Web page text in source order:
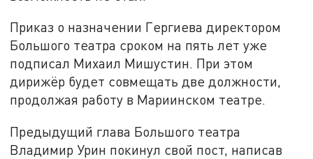
Приказ о назначении Гергиева директором
Большого театра сроком на пять лет уже
подписал Михаил Мишустин. При этом
дирижёр будет совмещать две должности,
продолжая работу в Мариинском театре.
Предыдущий глава Большого театра
Владимир Урин покинул свой пост, написав